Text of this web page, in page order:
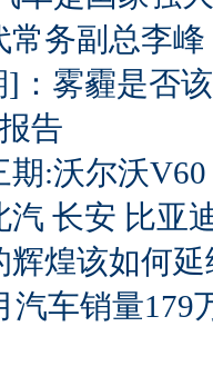
常务副总李峰
]：雾霾是否
告
期:沃尔沃
汽 长安 比亚
辉煌该如何延
汽车销量179